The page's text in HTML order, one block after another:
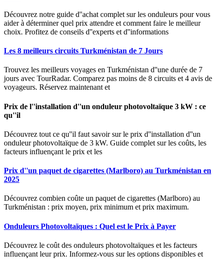
Découvrez notre guide d''achat complet sur les onduleurs pour vous
aider à déterminer quel prix attendre et comment faire le meilleur
choix. Profitez de conseils d''experts et d''informations
Les 8 meilleurs circuits Turkménistan de 7 Jours
Trouvez les meilleurs voyages en Turkménistan d''une durée de 7
jours avec TourRadar. Comparez pas moins de 8 circuits et 4 avis de
voyageurs. Réservez maintenant et
Prix de l''installation d''un onduleur photovoltaïque 3 kW : ce
qu''il
Découvrez tout ce qu''il faut savoir sur le prix d''installation d''un
onduleur photovoltaïque de 3 kW. Guide complet sur les coûts, les
facteurs influençant le prix et les
Prix d''un paquet de cigarettes (Marlboro) au Turkménistan en
2025
Découvrez combien coûte un paquet de cigarettes (Marlboro) au
Turkménistan : prix moyen, prix minimum et prix maximum.
Onduleurs Photovoltaïques : Quel est le Prix à Payer
Découvrez le coût des onduleurs photovoltaïques et les facteurs
influençant leur prix. Informez-vous sur les options disponibles et